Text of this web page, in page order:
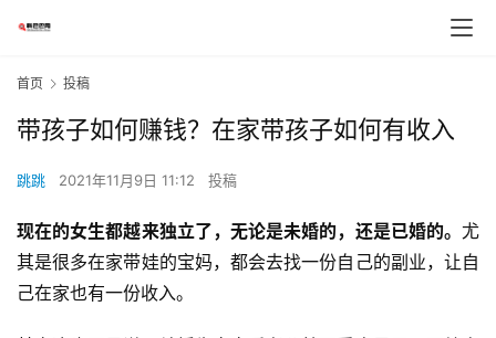
首页 投稿
带孩子如何赚钱？在家带孩子如何有收入
跳跳 2021年11月9日 11:12 投稿
现在的女生都越来独立了，无论是未婚的，还是已婚的。 尤
其是很多在家带娃的宝妈，都会去找一份自己的副业，让自
己在家也有一份收入。